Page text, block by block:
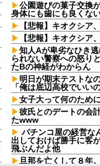
公園遊びの菓子交換
身体にも歯にも良くな
【悲報】キオクシア
【悲報】キオクシア
知人Aが卑劣なひき
られない警察への怒り
たBの神経がわからん
明日が期末テストな
「俺は底辺高校でいい
女子大って何のため
彼氏とのデートの会
たwww
パチンコ屋の経営な
出しておけば勝手に客
飛ぶんだよ他
旦那を亡くして８年